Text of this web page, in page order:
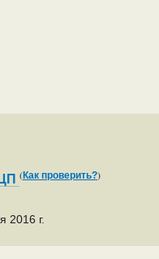
(Как проверить?)
2016 г.